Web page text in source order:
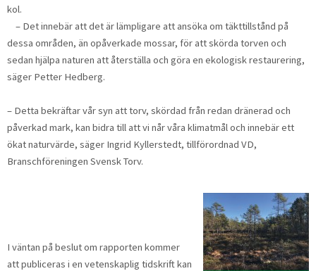
kol.
– Det innebär att det är lämpligare att ansöka om täkttillstånd på
dessa områden, än opåverkade mossar, för att skörda torven och
sedan hjälpa naturen att återställa och göra en ekologisk restaurering,
säger Petter Hedberg.
– Detta bekräftar vår syn att torv, skördad från redan dränerad och
påverkad mark, kan bidra till att vi når våra klimatmål och innebär ett
ökat naturvärde, säger Ingrid Kyllerstedt, tillförordnad VD,
Branschföreningen Svensk Torv.
I väntan på beslut om rapporten kommer
att publiceras i en vetenskaplig tidskrift kan